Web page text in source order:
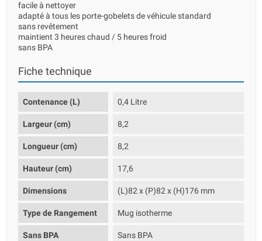
facile à nettoyer
adapté à tous les porte-gobelets de véhicule standard
sans revêtement
maintient 3 heures chaud / 5 heures froid
sans BPA
Fiche technique
Contenance (L) 0,4 Litre
Largeur (cm) 8,2
Longueur (cm) 8,2
Hauteur (cm) 17,6
Dimensions (L)82 x (P)82 x (H)176 mm
Type de Rangement Mug isotherme
Sans BPA Sans BPA